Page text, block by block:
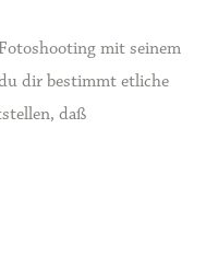
mit seinem
dir bestimmt etliche
daß